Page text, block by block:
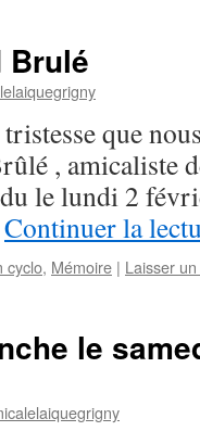
Brulé
que
, amicaliste
le lundi 2
Continuer la
cyclo, Mémoire | Laisser
le